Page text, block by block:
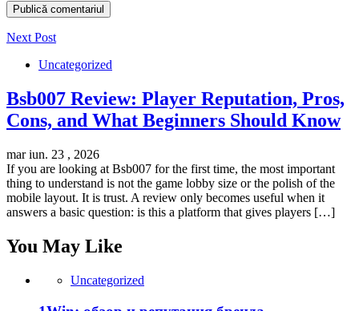
Next Post
Uncategorized
Bsb007 Review: Player Reputation, Pros,
Cons, and What Beginners Should Know
mar iun. 23 , 2026
If you are looking at Bsb007 for the first time, the most important
thing to understand is not the game lobby size or the polish of the
mobile layout. It is trust. A review only becomes useful when it
answers a basic question: is this a platform that gives players […]
You May Like
Uncategorized